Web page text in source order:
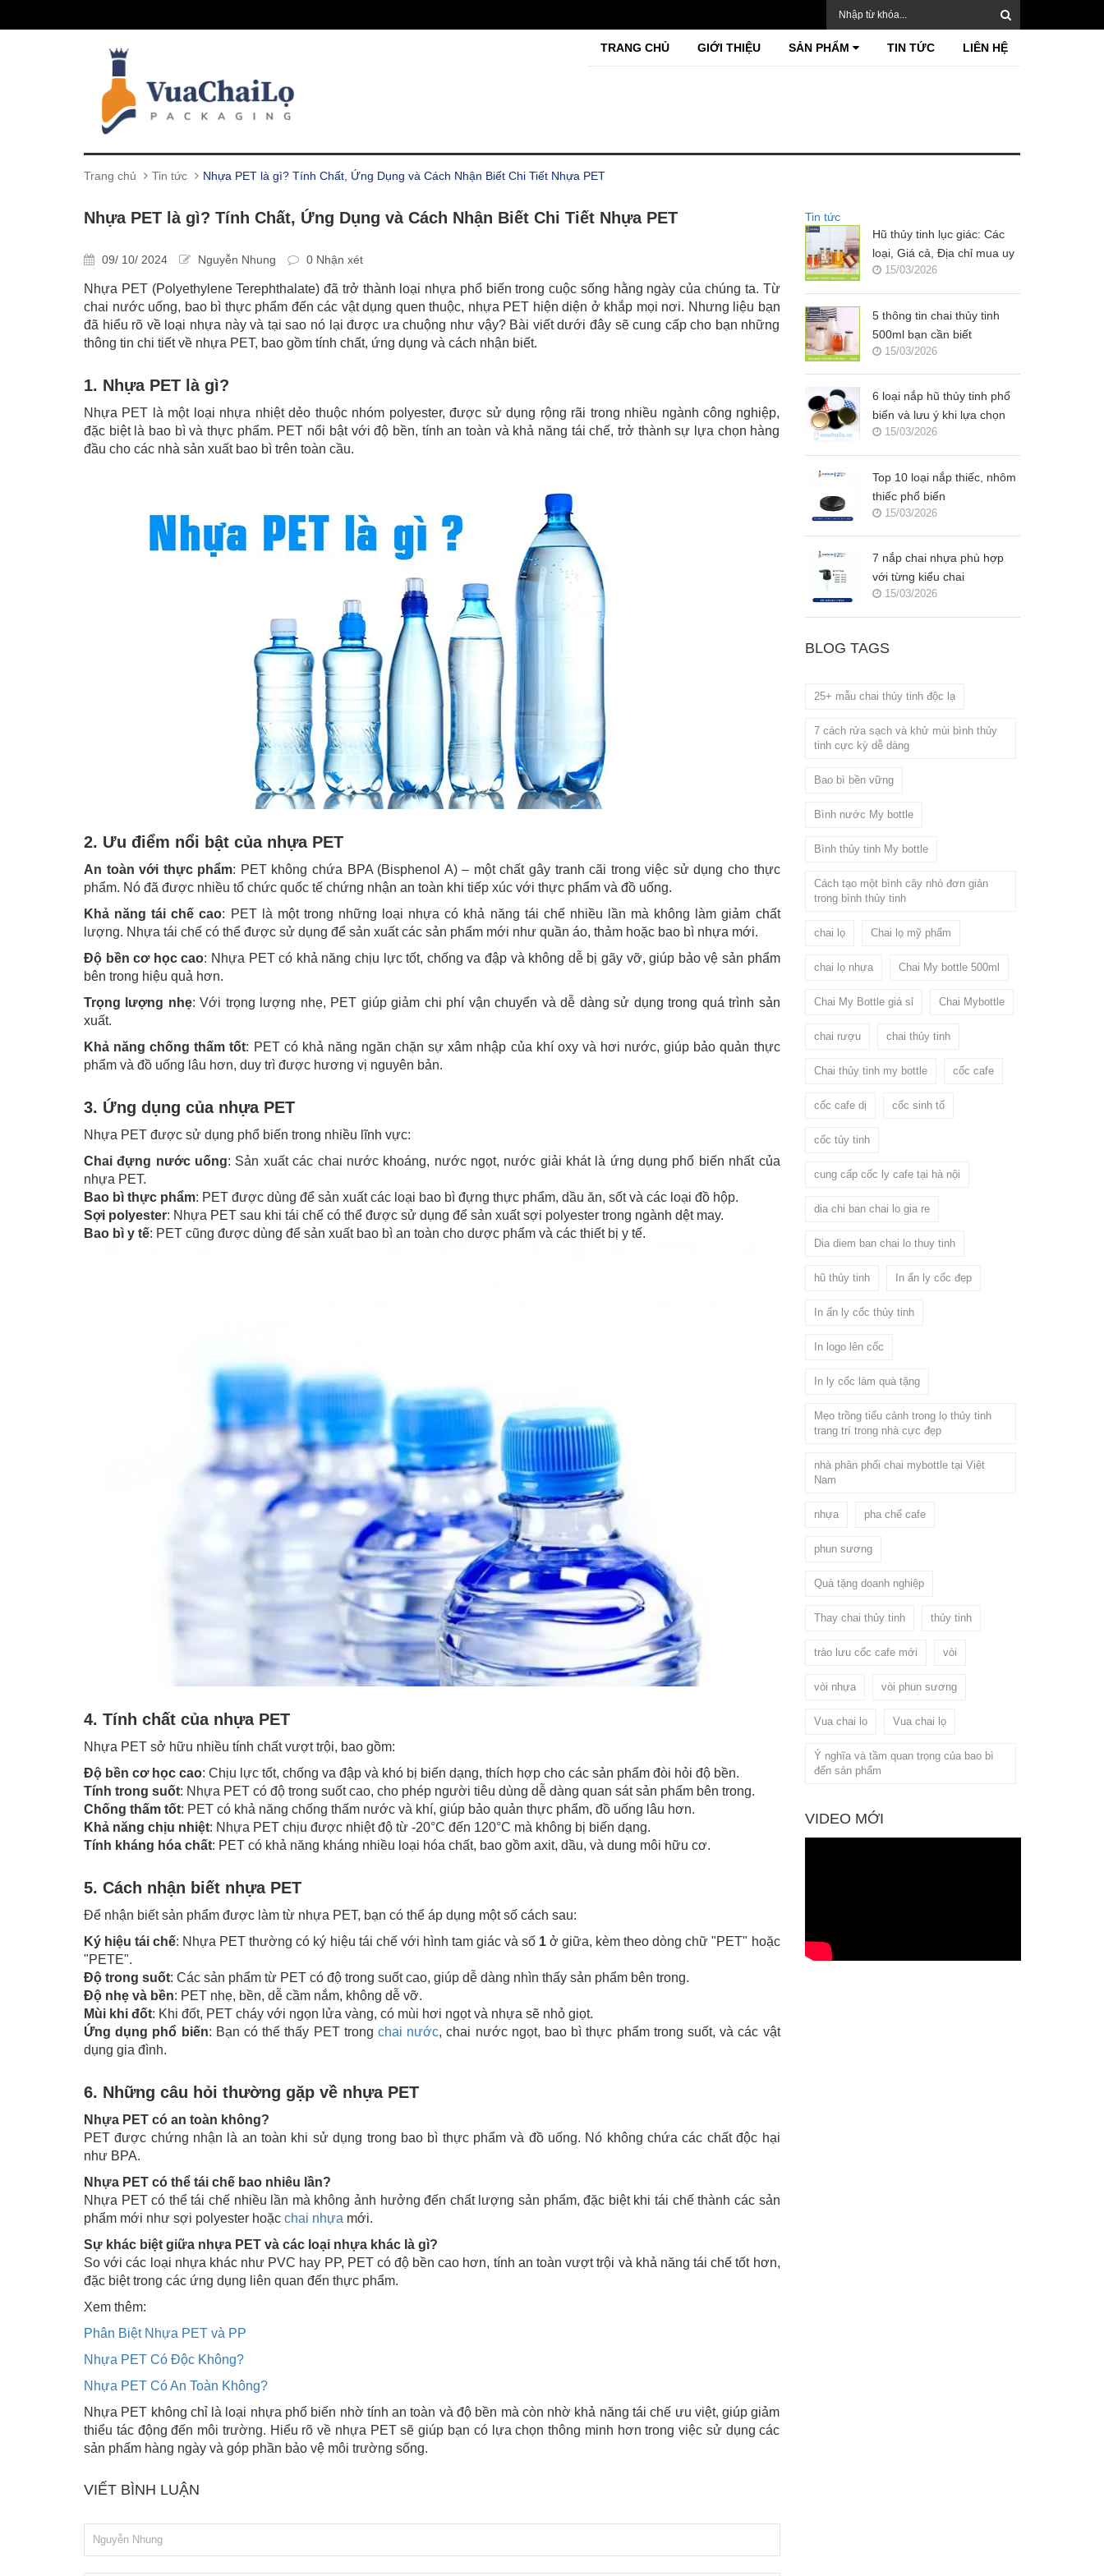
TRANG CHỦ GIỚI THIỆU SẢN PHẨM TIN TỨC LIÊN HỆ
Trang chủ Tin tức Nhựa PET là gì? Tính Chất, Ứng Dụng và Cách Nhận Biết Chi Tiết Nhựa PET
Nhựa PET là gì? Tính Chất, Ứng Dụng và Cách Nhận Biết Chi Tiết Nhựa PET
09/ 10/ 2024 Nguyễn Nhung 0 Nhận xét
Nhựa PET (Polyethylene Terephthalate) đã trở thành loại nhựa phổ biến trong cuộc sống hằng ngày của chúng ta. Từ
chai nước uống, bao bì thực phẩm đến các vật dụng quen thuộc, nhựa PET hiện diện ở khắp mọi nơi. Nhưng liệu bạn
đã hiểu rõ về loại nhựa này và tại sao nó lại được ưa chuộng như vậy? Bài viết dưới đây sẽ cung cấp cho bạn những
thông tin chi tiết về nhựa PET, bao gồm tính chất, ứng dụng và cách nhận biết.
1. Nhựa PET là gì?
Nhựa PET là một loại nhựa nhiệt dẻo thuộc nhóm polyester, được sử dụng rộng rãi trong nhiều ngành công nghiệp,
đặc biệt là bao bì và thực phẩm. PET nổi bật với độ bền, tính an toàn và khả năng tái chế, trở thành sự lựa chọn hàng
đầu cho các nhà sản xuất bao bì trên toàn cầu.
2. Ưu điểm nổi bật của nhựa PET
An toàn với thực phẩm: PET không chứa BPA (Bisphenol A) – một chất gây tranh cãi trong việc sử dụng cho thực
phẩm. Nó đã được nhiều tổ chức quốc tế chứng nhận an toàn khi tiếp xúc với thực phẩm và đồ uống.
Khả năng tái chế cao: PET là một trong những loại nhựa có khả năng tái chế nhiều lần mà không làm giảm chất
lượng. Nhựa tái chế có thể được sử dụng để sản xuất các sản phẩm mới như quần áo, thảm hoặc bao bì nhựa mới.
Độ bền cơ học cao: Nhựa PET có khả năng chịu lực tốt, chống va đập và không dễ bị gãy vỡ, giúp bảo vệ sản phẩm
bên trong hiệu quả hơn.
Trọng lượng nhẹ: Với trọng lượng nhẹ, PET giúp giảm chi phí vận chuyển và dễ dàng sử dụng trong quá trình sản
xuất.
Khả năng chống thấm tốt: PET có khả năng ngăn chặn sự xâm nhập của khí oxy và hơi nước, giúp bảo quản thực
phẩm và đồ uống lâu hơn, duy trì được hương vị nguyên bản.
3. Ứng dụng của nhựa PET
Nhựa PET được sử dụng phổ biến trong nhiều lĩnh vực:
Chai đựng nước uống: Sản xuất các chai nước khoáng, nước ngọt, nước giải khát là ứng dụng phổ biến nhất của
nhựa PET.
Bao bì thực phẩm: PET được dùng để sản xuất các loại bao bì đựng thực phẩm, dầu ăn, sốt và các loại đồ hộp.
Sợi polyester: Nhựa PET sau khi tái chế có thể được sử dụng để sản xuất sợi polyester trong ngành dệt may.
Bao bì y tế: PET cũng được dùng để sản xuất bao bì an toàn cho dược phẩm và các thiết bị y tế.
4. Tính chất của nhựa PET
Nhựa PET sở hữu nhiều tính chất vượt trội, bao gồm:
Độ bền cơ học cao: Chịu lực tốt, chống va đập và khó bị biến dạng, thích hợp cho các sản phẩm đòi hỏi độ bền.
Tính trong suốt: Nhựa PET có độ trong suốt cao, cho phép người tiêu dùng dễ dàng quan sát sản phẩm bên trong.
Chống thấm tốt: PET có khả năng chống thấm nước và khí, giúp bảo quản thực phẩm, đồ uống lâu hơn.
Khả năng chịu nhiệt: Nhựa PET chịu được nhiệt độ từ -20°C đến 120°C mà không bị biến dạng.
Tính kháng hóa chất: PET có khả năng kháng nhiều loại hóa chất, bao gồm axit, dầu, và dung môi hữu cơ.
5. Cách nhận biết nhựa PET
Để nhận biết sản phẩm được làm từ nhựa PET, bạn có thể áp dụng một số cách sau:
Ký hiệu tái chế: Nhựa PET thường có ký hiệu tái chế với hình tam giác và số 1 ở giữa, kèm theo dòng chữ "PET" hoặc
"PETE".
Độ trong suốt: Các sản phẩm từ PET có độ trong suốt cao, giúp dễ dàng nhìn thấy sản phẩm bên trong.
Độ nhẹ và bền: PET nhẹ, bền, dễ cầm nắm, không dễ vỡ.
Mùi khi đốt: Khi đốt, PET cháy với ngọn lửa vàng, có mùi hơi ngọt và nhựa sẽ nhỏ giọt.
Ứng dụng phổ biến: Bạn có thể thấy PET trong chai nước, chai nước ngọt, bao bì thực phẩm trong suốt, và các vật
dụng gia đình.
6. Những câu hỏi thường gặp về nhựa PET
Nhựa PET có an toàn không?
PET được chứng nhận là an toàn khi sử dụng trong bao bì thực phẩm và đồ uống. Nó không chứa các chất độc hại
như BPA.
Nhựa PET có thể tái chế bao nhiêu lần?
Nhựa PET có thể tái chế nhiều lần mà không ảnh hưởng đến chất lượng sản phẩm, đặc biệt khi tái chế thành các sản
phẩm mới như sợi polyester hoặc chai nhựa mới.
Sự khác biệt giữa nhựa PET và các loại nhựa khác là gì?
So với các loại nhựa khác như PVC hay PP, PET có độ bền cao hơn, tính an toàn vượt trội và khả năng tái chế tốt hơn,
đặc biệt trong các ứng dụng liên quan đến thực phẩm.
Xem thêm:
Phân Biệt Nhựa PET và PP
Nhựa PET Có Độc Không?
Nhựa PET Có An Toàn Không?
Nhựa PET không chỉ là loại nhựa phổ biến nhờ tính an toàn và độ bền mà còn nhờ khả năng tái chế ưu việt, giúp giảm
thiểu tác động đến môi trường. Hiểu rõ về nhựa PET sẽ giúp bạn có lựa chọn thông minh hơn trong việc sử dụng các
sản phẩm hàng ngày và góp phần bảo vệ môi trường sống.
VIẾT BÌNH LUẬN
Tin tức
Hũ thủy tinh lục giác: Các
loại, Giá cả, Địa chỉ mua uy
tín?15/03/2026
5 thông tin chai thủy tinh
500ml bạn cần biết
15/03/2026
6 loại nắp hũ thủy tinh phổ
biến và lưu ý khi lựa chọn
15/03/2026
Top 10 loại nắp thiếc, nhôm
thiếc phổ biến
15/03/2026
7 nắp chai nhựa phù hợp
với từng kiểu chai
15/03/2026
BLOG TAGS
25+ mẫu chai thủy tinh độc lạ
7 cách rửa sạch và khử mùi bình thủy
tinh cực kỳ dễ dàng
Bao bì bền vững
Bình nước My bottle
Bình thủy tinh My bottle
Cách tạo một bình cây nhỏ đơn giản
trong bình thủy tinh
chai lọ Chai lọ mỹ phẩm
chai lọ nhựa Chai My bottle 500ml
Chai My Bottle giá sỉ Chai Mybottle
chai rượu chai thủy tinh
Chai thủy tinh my bottle cốc cafe
cốc cafe dị cốc sinh tố
cốc tủy tinh
cung cấp cốc ly cafe tại hà nội
dia chi ban chai lo gia re
Dia diem ban chai lo thuy tinh
hũ thủy tinh In ấn ly cốc đẹp
In ấn ly cốc thủy tinh
In logo lên cốc
In ly cốc làm quà tặng
Mẹo trồng tiểu cảnh trong lọ thủy tinh
trang trí trong nhà cực đẹp
nhà phân phối chai mybottle tại Việt
Nam
nhựa pha chế cafe
phun sương
Quà tặng doanh nghiệp
Thay chai thủy tinh thủy tinh
trào lưu cốc cafe mới vòi
vòi nhựa vòi phun sương
Vua chai lo Vua chai lọ
Ý nghĩa và tầm quan trọng của bao bì
đến sản phẩm
VIDEO MỚI